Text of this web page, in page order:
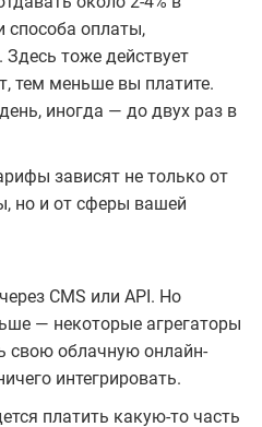
способа оплаты,
тоже действует
тем меньше вы платите.
иногда — до двух раз в
зависят не только от
но и от сферы вашей
CMS или API. Но
— некоторые агрегаторы
свою облачную онлайн-
интегрировать.
платить какую-то часть